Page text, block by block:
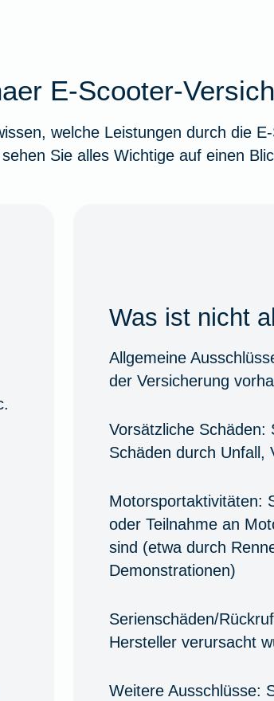
E-Scooter-
welche Leistungen durch die
Sie alles Wichtige auf einen
Was ist nicht
Allgemeine
der Versicherung
Vorsätzliche Schäden:
Schäden durch Unfall,
Motorsportaktivitäten:
oder Teilnahme an
sind (etwa durch
Demonstrationen)
Serienschäden/
Hersteller verursacht
Weitere Ausschlüsse: